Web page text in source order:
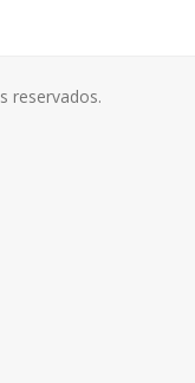
reservados.